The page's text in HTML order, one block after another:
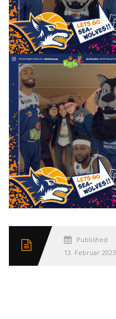
Published
13. Februar 2023